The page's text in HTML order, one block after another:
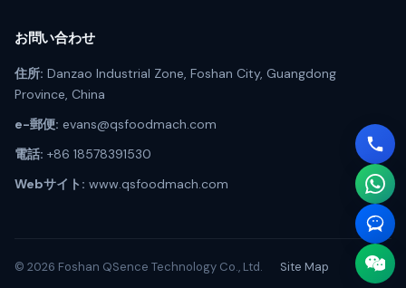
お問い合わせ
住所: Danzao Industrial Zone, Foshan City, Guangdong
Province, China
e-郵便: evans@qsfoodmach.com
電話: +86 18578391530
Webサイト: www.qsfoodmach.com
© 2026 Foshan QSence Technology Co., Ltd. Site Map